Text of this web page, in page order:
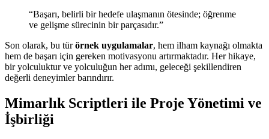
“Başarı, belirli bir hedefe ulaşmanın ötesinde; öğrenme
ve gelişme sürecinin bir parçasıdır.”
Son olarak, bu türörnek uygulamalar, hem ilham kaynağı olmakta
hem de başarı için gereken motivasyonu artırmaktadır. Her hikaye,
bir yolculuktur ve yolculuğun her adımı, geleceği şekillendiren
değerli deneyimler barındırır.
Mimarlık Scriptleri ile Proje Yönetimi ve
İşbirliği